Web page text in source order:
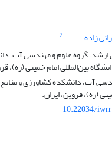
زاده
2
گروه علوم و مهندسی آب،
بین‌المللی امام خمینی (ره)،
آب، دانشکده کشاورزی و
(ره)، قزوین، ایران.
10.22034/